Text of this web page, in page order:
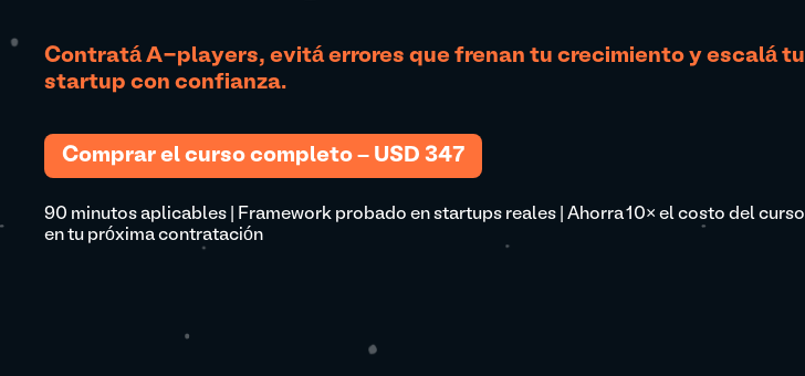
Contratá A-players, evitá errores que frenan tu crecimiento y escalá tu
startup con confianza.
Comprar el curso completo – USD 347
90 minutos aplicables | Framework probado en startups reales | Ahorra 10× el costo del curso
en tu próxima contratación